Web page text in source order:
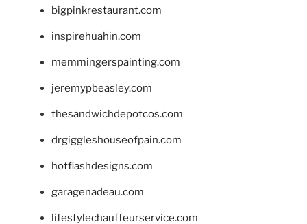
bigpinkrestaurant.com
inspirehuahin.com
memmingerspainting.com
jeremypbeasley.com
thesandwichdepotcos.com
drgiggleshouseofpain.com
hotflashdesigns.com
garagenadeau.com
lifestylechauffeurservice.com